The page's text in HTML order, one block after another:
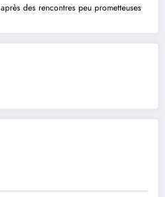
des rencontres peu prometteuses